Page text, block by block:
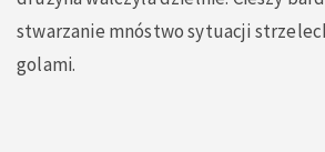
stwarzanie mnóstwo sytuacji
golami.